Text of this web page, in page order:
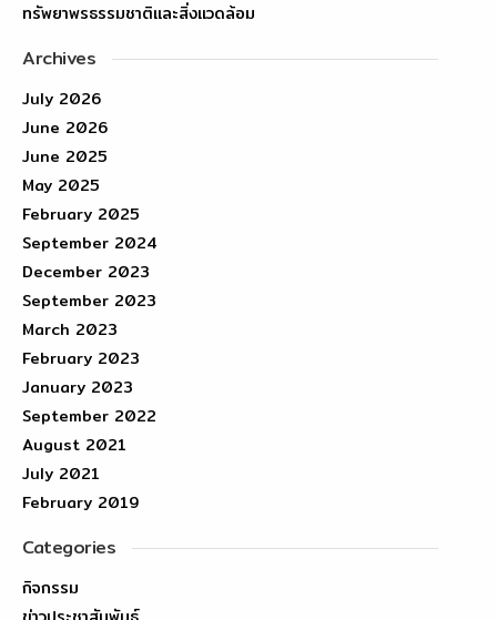
ทรัพยาพรธรรมชาติและสิ่งแวดล้อม
Archives
July 2026
June 2026
June 2025
May 2025
February 2025
September 2024
December 2023
September 2023
March 2023
February 2023
January 2023
September 2022
August 2021
July 2021
February 2019
Categories
กิจกรรม